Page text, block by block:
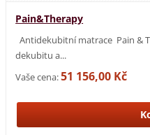
Pain&Therapy
Antidekubitní matrace Pain &
dekubitu a...
Vaše cena:51 156,00 Kč